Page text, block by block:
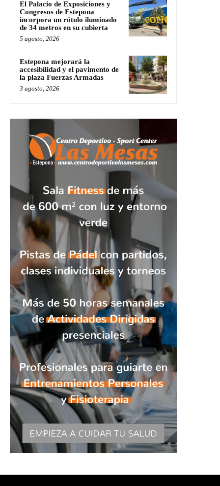
El Palacio de Exposiciones y
Congresos de Estepona
incorpora un rótulo iluminado
de 34 metros en su cubierta
5 agosto, 2026
Estepona mejorará la
accesibilidad y el pavimento de
la plaza Fuerzas Armadas
3 agosto, 2026